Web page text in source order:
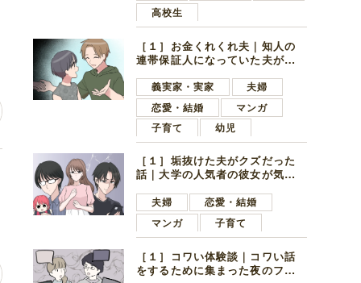
高校生
［１］お金くれくれ夫｜知人の
連帯保証人になっていた夫が家
言ってきた
義実家・実家
夫婦
恋愛・結婚
マンガ
子育て
幼児
［１］垢抜けた夫がクズだった
話｜大学の人気者の彼女が気に
子学生
夫婦
恋愛・結婚
マンガ
子育て
［１］コワい体験談｜コワい話
をするために集まった夜のファ